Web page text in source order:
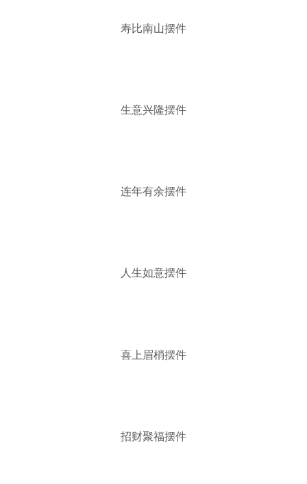
寿比南山摆件
生意兴隆摆件
连年有余摆件
人生如意摆件
喜上眉梢摆件
招财聚福摆件